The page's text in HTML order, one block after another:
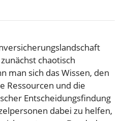
chaotisch
man sich das Wissen, den
Ressourcen und die
Entscheidungsfindung
dabei zu helfen,